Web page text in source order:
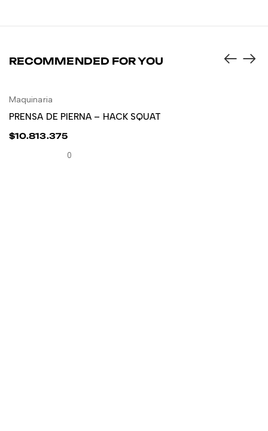
RECOMMENDED FOR YOU
Maquinaria
PRENSA DE PIERNA – HACK SQUAT
$10.813.375
0